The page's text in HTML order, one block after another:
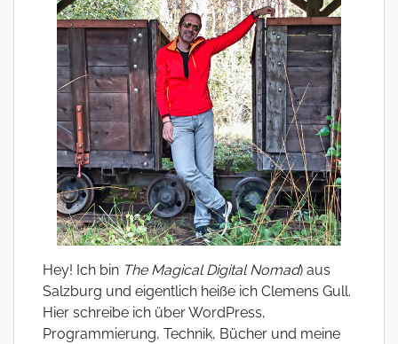
Hey! Ich bin The Magical Digital Nomad) aus
Salzburg und eigentlich heiße ich Clemens Gull.
Hier schreibe ich über WordPress,
Programmierung, Technik, Bücher und meine